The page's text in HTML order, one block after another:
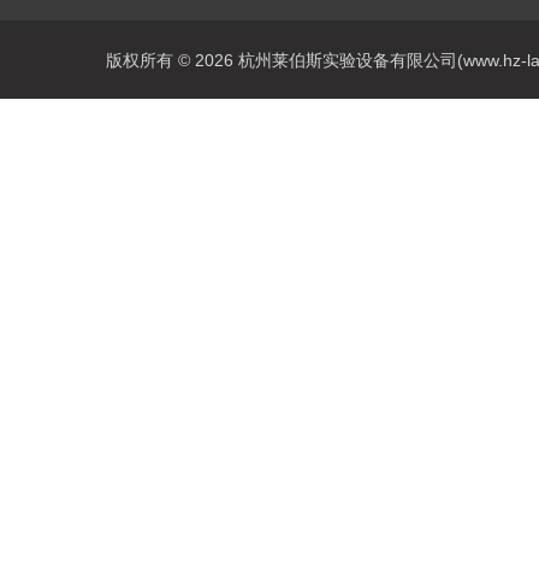
版权所有 © 2026 杭州莱伯斯实验设备有限公司